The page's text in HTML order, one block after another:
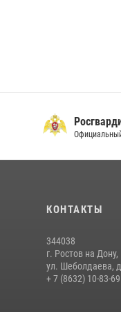
КОНТАКТЫ
344038
г. Ростов на Дону,
ул. Шеболдаева,
+ 7 (8632) 10-83-69